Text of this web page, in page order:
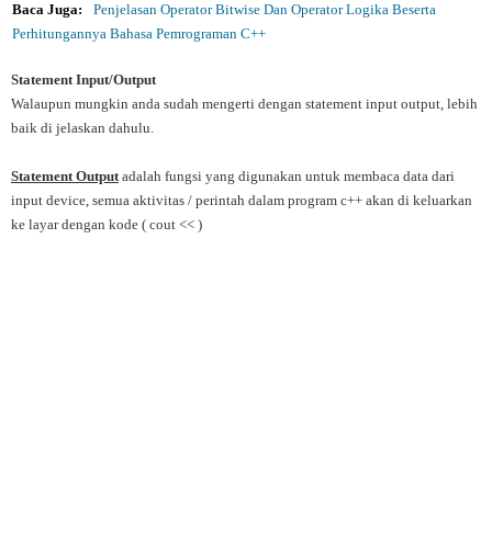
Baca Juga:
Penjelasan Operator Bitwise Dan Operator Logika Beserta
Perhitungannya Bahasa Pemrograman C++
Statement Input/Output
Walaupun mungkin anda sudah mengerti dengan statement input output, lebih
baik di jelaskan dahulu.
Statement Outputadalah fungsi yang digunakan untuk membaca data dari
input device, semua aktivitas / perintah dalam program c++ akan di keluarkan
ke layar dengan kode ( cout << )